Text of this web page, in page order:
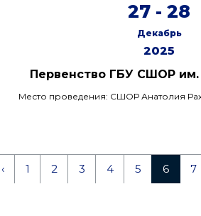
27 - 28
Декабрь
2025
Первенство ГБУ СШОР им.
Место проведения: СШОР Анатолия
‹ 1 2 3 4 5 6 7